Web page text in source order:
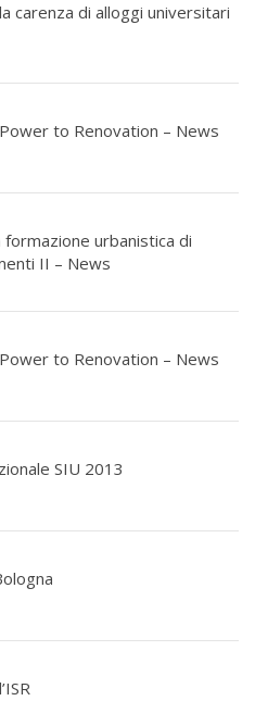
carenza di alloggi universitari
to Renovation – News
urbanistica di
II – News
to Renovation – News
SIU 2013